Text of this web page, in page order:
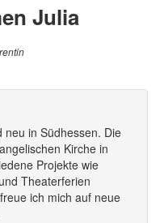
Julia
neu in Südhessen. Die
Kirche in
Projekte wie
Theaterferien
ich mich auf neue